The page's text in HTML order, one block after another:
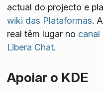
actual do projecto e
wiki das Plataformas.
real têm lugar no canal
Libera Chat.
Apoiar o KDE